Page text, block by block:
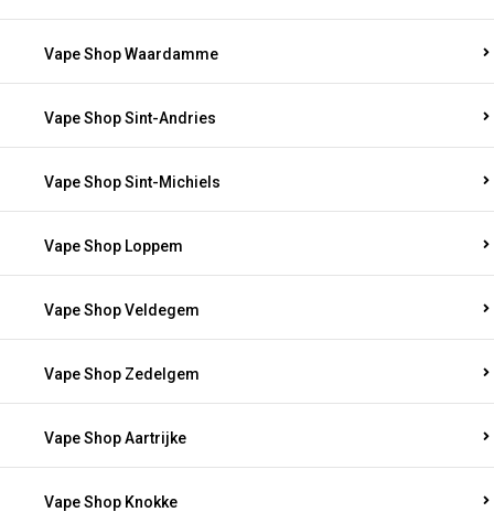
Vape Shop Waardamme
Vape Shop Sint-Andries
Vape Shop Sint-Michiels
Vape Shop Loppem
Vape Shop Veldegem
Vape Shop Zedelgem
Vape Shop Aartrijke
Vape Shop Knokke